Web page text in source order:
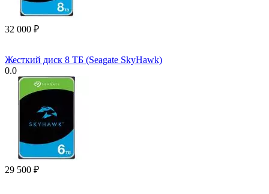
32 000 ₽
Жесткий диск 8 ТБ (Seagate SkyHawk)
0.0
29 500 ₽